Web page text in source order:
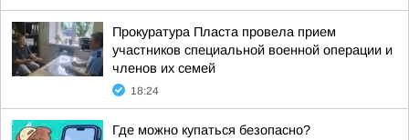
Прокуратура Пласта провела прием
участников специальной военной операции и
членов их семей
18:24
Где можно купаться безопасно?